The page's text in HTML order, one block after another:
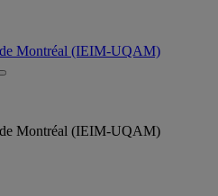
de Montréal (IEIM-UQAM)
de Montréal (IEIM-UQAM)